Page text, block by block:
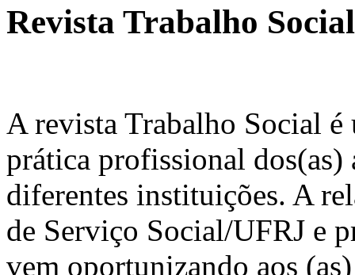
Revista Trabalho Social
A revista Trabalho Social
prática profissional dos(as)
diferentes instituições. A
de Serviço Social/UFRJ e
vem oportunizando aos